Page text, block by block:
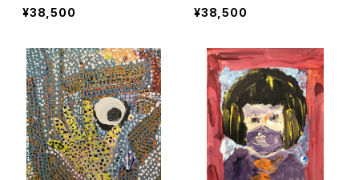
¥38,500
¥38,500